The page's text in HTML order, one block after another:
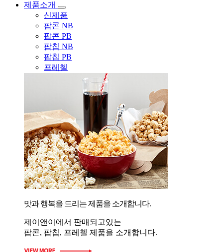
제품소개
신제품
팝콘 NB
팝콘 PB
팝칩 NB
팝칩 PB
프레첼
맛과 행복을 드리는 제품을 소개합니다.
제이앤이에서 판매되고있는
팝콘, 팝칩, 프레첼 제품을 소개합니다.